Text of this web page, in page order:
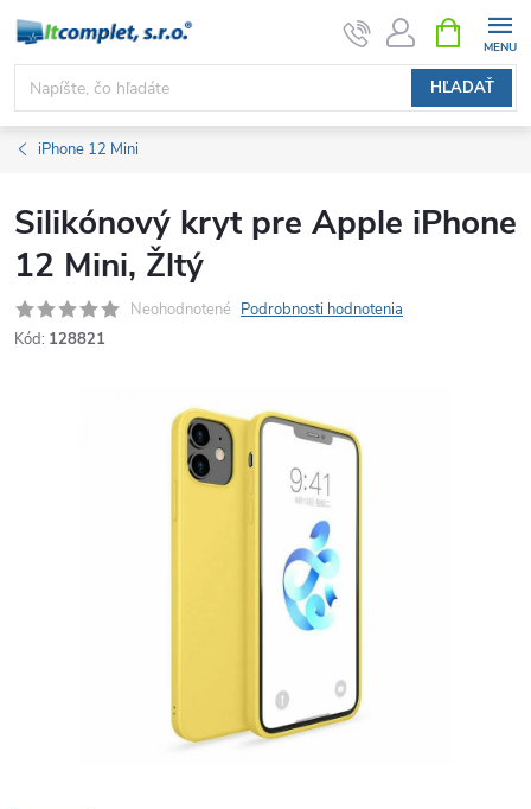
Prejsť
obsah
HĽADAŤ
KOŠÍK
iPhone 12 Mini
Silikónový kryt pre Apple iPhone
12 Mini, Žltý
Neohodnotené Podrobnosti hodnotenia
Kód: 128821